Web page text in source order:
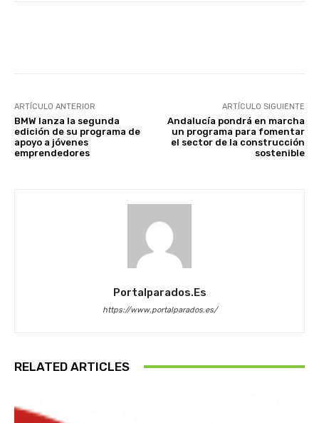
ARTÍCULO ANTERIOR
BMW lanza la segunda
edición de su programa de
apoyo a jóvenes
emprendedores
ARTÍCULO SIGUIENTE
Andalucía pondrá en marcha
un programa para fomentar
el sector de la construcción
sostenible
Portalparados.es
https://www.portalparados.es/
RELATED ARTICLES